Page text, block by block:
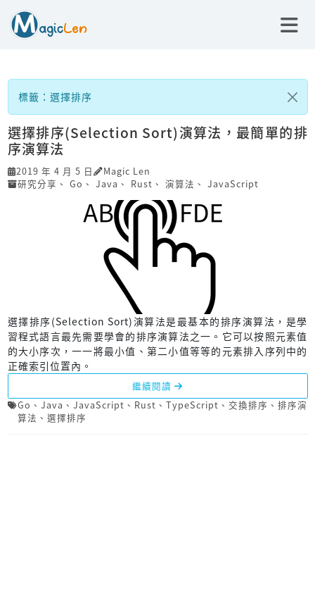
標籤：選擇排序
選擇排序(Selection Sort)演算法，最簡單的排
序演算法
2019 年 4 月 5 日
Magic Len
研究分享 、 Go 、 Java 、 Rust 、 演算法 、 JavaScript
選擇排序(Selection Sort)演算法是最基本的排序演算法，是學
習程式語言最先需要學會的排序演算法之一。它可以按照元素值
的大小序次，一一將最小值、第二小值等等的元素排入序列中的
正確索引位置內。
繼續閱讀
Go 、 Java 、 JavaScript 、 Rust 、 TypeScript 、 交換排序 、 排序演
算法 、 選擇排序